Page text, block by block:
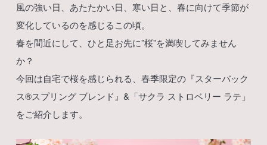
風の強い日、あたたかい日、寒い日と、春に向けて季節が
変化しているのを感じるこの頃。
春を間近にして、ひと足お先に”桜”を満喫してみません
か？
今回は自宅で桜を感じられる、春季限定の『スターバック
ス®︎スプリング ブレンド』&「サクラ ストロベリー ラテ」
をご紹介します。